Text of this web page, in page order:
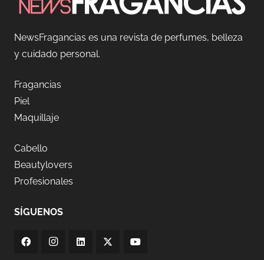
NewsFragancias es una revista de perfumes, belleza
y cuidado personal.
Fragancias
Piel
Maquillaje
Cabello
Beautylovers
Profesionales
SÍGUENOS